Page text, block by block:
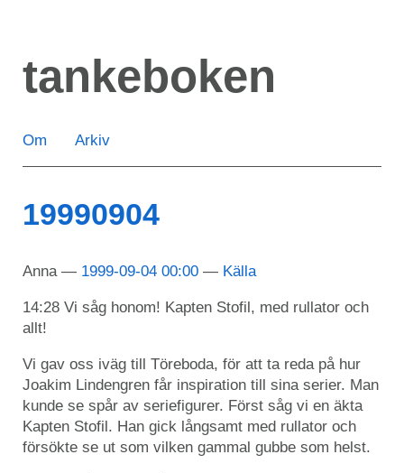
huvudinnehåll
tankeboken
Om Arkiv
19990904
Anna 1999-09-04 00:00 Källa
14:28 Vi såg honom! Kapten Stofil, med rullator och
allt!
Vi gav oss iväg till Töreboda, för att ta reda på hur
Joakim Lindengren får inspiration till sina serier. Man
kunde se spår av seriefigurer. Först såg vi en äkta
Kapten Stofil. Han gick långsamt med rullator och
försökte se ut som vilken gammal gubbe som helst.